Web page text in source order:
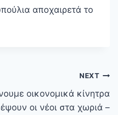
αποχαιρετά το
NEXT
οικονομικά κίνητρα
οι νέοι στα χωριά –